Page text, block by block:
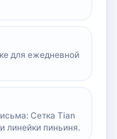
для ежедневной
Сетка Tian
линейки пиньиня.